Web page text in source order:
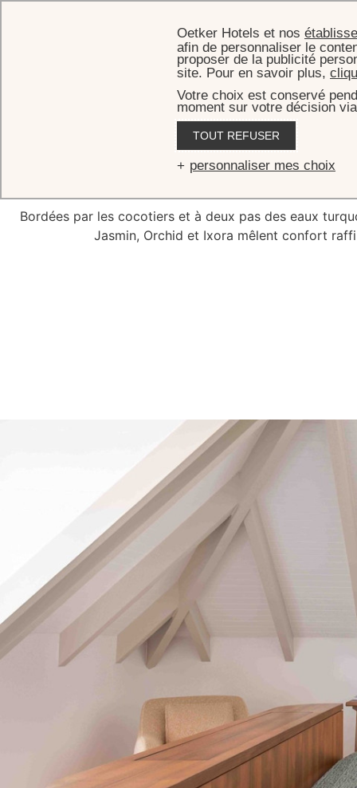
Bordées par les cocotiers et à deux pas des eaux
Jasmin, Orchid et Ixora mêlent confort
Oetker Hotels et nos
afin de personnaliser le
proposer de la publicité
site. Pour en savoir plus,
Votre choix est conservé
moment sur votre décision
TOUT REFUSER
personnaliser mes choix